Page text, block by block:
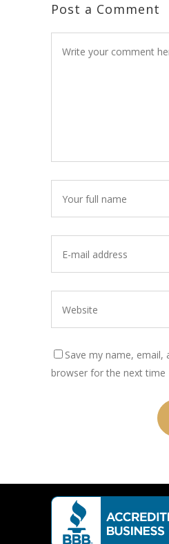
Post a Comment
Save my name, email,
browser for the next time